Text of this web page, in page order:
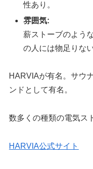
性あり。
雰囲気:
薪ストーブのよう
の人には物足りな
HARVIAが有名。サウ
ンドとして有名。
数多くの種類の電気ス
HARVIA公式サイト